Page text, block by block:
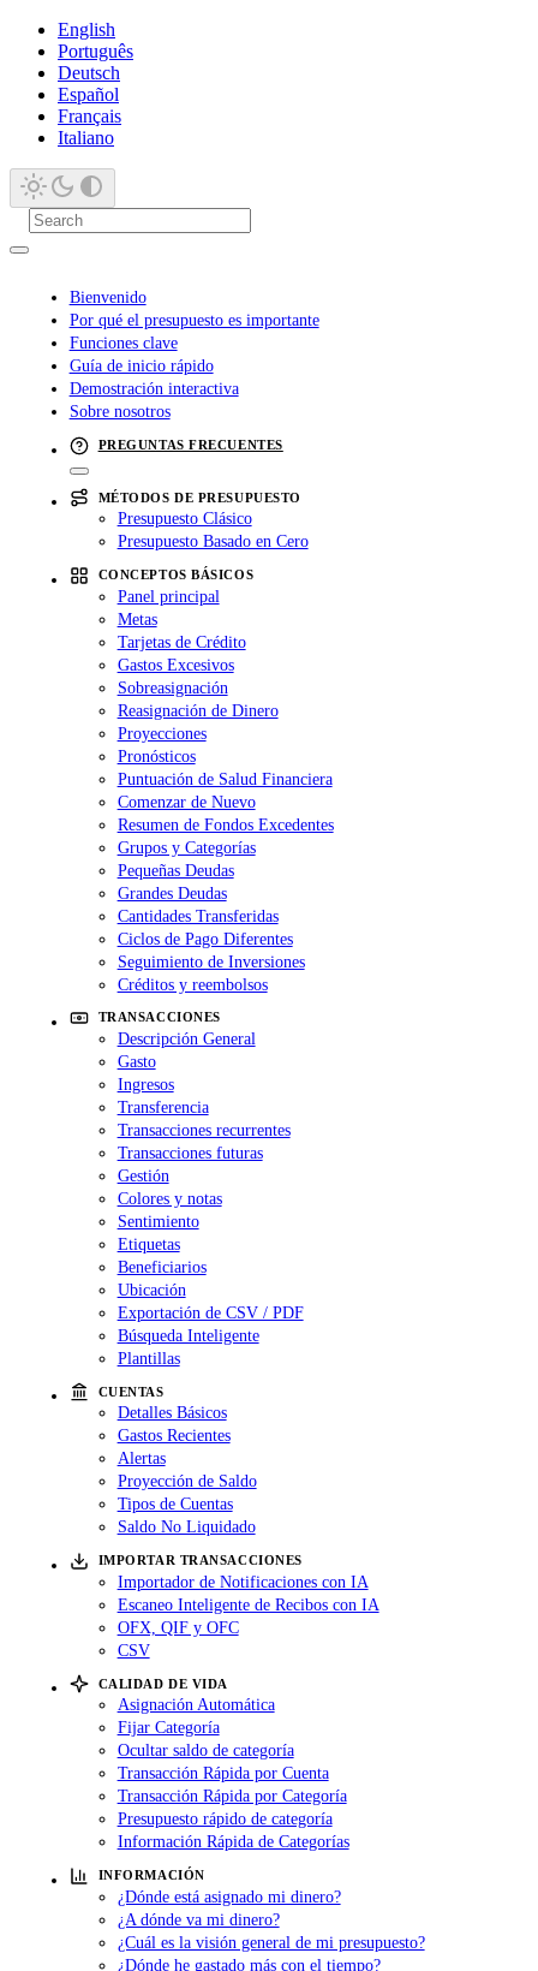
English
Português
Deutsch
Español
Français
Italiano
Bienvenido
Por qué el presupuesto es importante
Funciones clave
Guía de inicio rápido
Demostración interactiva
Sobre nosotros
PREGUNTAS FRECUENTES
MÉTODOS DE PRESUPUESTO
Presupuesto Clásico
Presupuesto Basado en Cero
CONCEPTOS BÁSICOS
Panel principal
Metas
Tarjetas de Crédito
Gastos Excesivos
Sobreasignación
Reasignación de Dinero
Proyecciones
Pronósticos
Puntuación de Salud Financiera
Comenzar de Nuevo
Resumen de Fondos Excedentes
Grupos y Categorías
Pequeñas Deudas
Grandes Deudas
Cantidades Transferidas
Ciclos de Pago Diferentes
Seguimiento de Inversiones
Créditos y reembolsos
TRANSACCIONES
Descripción General
Gasto
Ingresos
Transferencia
Transacciones recurrentes
Transacciones futuras
Gestión
Colores y notas
Sentimiento
Etiquetas
Beneficiarios
Ubicación
Exportación de CSV / PDF
Búsqueda Inteligente
Plantillas
CUENTAS
Detalles Básicos
Gastos Recientes
Alertas
Proyección de Saldo
Tipos de Cuentas
Saldo No Liquidado
IMPORTAR TRANSACCIONES
Importador de Notificaciones con IA
Escaneo Inteligente de Recibos con IA
OFX, QIF y OFC
CSV
CALIDAD DE VIDA
Asignación Automática
Fijar Categoría
Ocultar saldo de categoría
Transacción Rápida por Cuenta
Transacción Rápida por Categoría
Presupuesto rápido de categoría
Información Rápida de Categorías
INFORMACIÓN
¿Dónde está asignado mi dinero?
¿A dónde va mi dinero?
¿Cuál es la visión general de mi presupuesto?
¿Dónde he gastado más con el tiempo?